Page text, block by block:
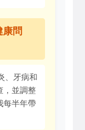
康問
、牙病和
，並調整
每半年帶